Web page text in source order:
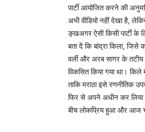
पार्टी आयोजित करने की
अभी वीडियो नहीं देखा है,
ङ्खअगर ऐसी किसी पार्टी के
बता दें कि बांद्रा किला, जिसे
वर्ली और अरब सागर के
विकसित किया गया था।
ताकि मराठा इसे रणनीतिक
फिर से अपने अधीन कर
बीच लोकप्रिय हुआ और आज